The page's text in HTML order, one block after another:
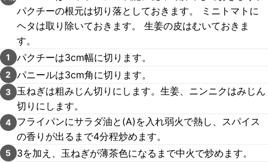
パクチーの根元は切り落としておきます。 ミニトマトに
ヘタは取り除いておきます。 生姜の皮はむいておきま
す。
1 パクチーは3cm幅に切ります。
2 パニールは3cm角に切ります。
3
玉ねぎは粗みじん切りにします。生姜、ニンニクはみじん
切りにします。
4
フライパンにサラダ油と(A)を入れ弱火で熱し、スパイス
の香りが出るまで4分程炒めます。
5 3を加え、玉ねぎが薄茶色になるまで中火で炒めます。